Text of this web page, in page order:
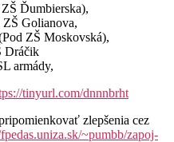
ZŠ Ďumbierska),
Golianova,
ZŠ Moskovská),
Dráčik
armády,
tinyurl.com/dnnnbrht
zlepšenia cez
~pumbb/zapoj-